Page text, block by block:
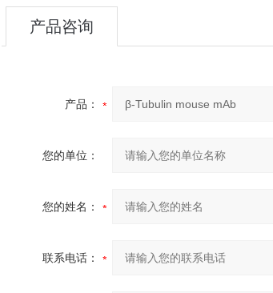
产品咨询
产品：
您的单位：
您的姓名：
联系电话：